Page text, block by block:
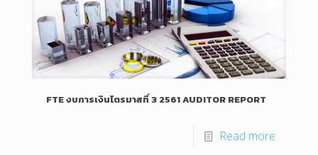
FTE งบการเงินไตรมาสที่ 3 2561 AUDITOR REPORT
Read more